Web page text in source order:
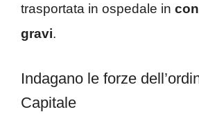
trasportata in ospedale in
gravi.
Indagano le forze
Capitale